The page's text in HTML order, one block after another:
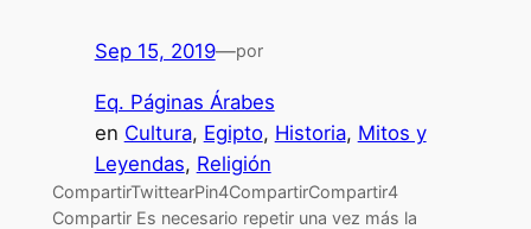
Sep 15, 2019—por
Eq. Páginas Árabes
en Cultura, Egipto, Historia, Mitos y
Leyendas, Religión
CompartirTwittearPin4CompartirCompartir4
Compartir Es necesario repetir una vez más la